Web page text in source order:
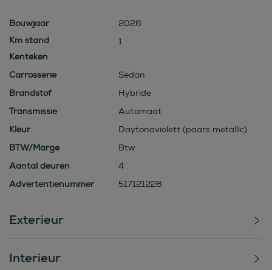
Bouwjaar
2026
1
Kenteken
Carrosserie
Sedan
Brandstof
Hybride
Transmissie
Automaat
Kleur
Daytonaviolett (paars metallic)
BTW/Marge
Btw
Aantal deuren
4
Advertentienummer
517121228
Exterieur
Interieur